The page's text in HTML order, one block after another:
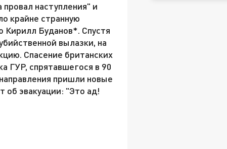
наступления" и
крайне странную
Кирилл Буданов*. Спустя
вылазки, на
Спасение британских
ГУР, спрятавшегося в 90
пришли новые
об эвакуации: "Это ад!